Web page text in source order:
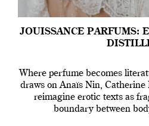
JOUISSANCE PARFUMS:
Where perfume becomes
draws on Anaïs Nin, Catherine
reimagine erotic texts as
boundary between